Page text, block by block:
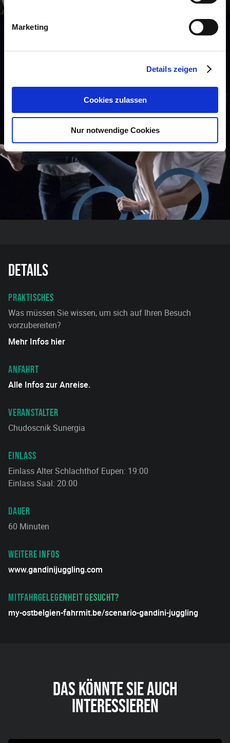
Marketing
Details zeigen
Cookies zulassen
Nur notwendige Cookies
Details
PRAKTISCHES
Was müssen Sie wissen, um sich auf Ihren Besuch
vorzubereiten?
Mehr Infos hier
ANFAHRT
Alle Infos zur Anreise.
VERANSTALTER
Chudoscnik Sunergia
EINLASS
Einlass Alter Schlachthof Eupen: 19:00
Einlass Saal: 20:00
DAUER
60 Minuten
WEITERE INFOS
www.gandinijuggling.com
MITFAHRGELEGENHEIT GESUCHT?
my-ostbelgien-fahrmit.be/scenario-gandini-juggling
DAS KÖNNTE SIE AUCH
INTERESSIEREN